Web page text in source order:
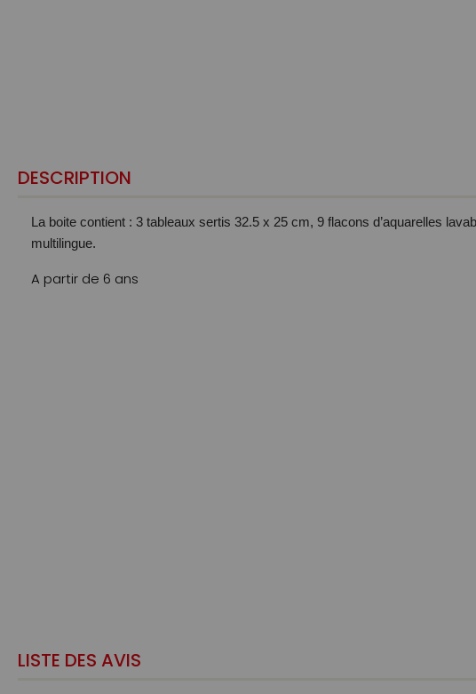
DESCRIPTION
La boite contient : 3 tableaux sertis 32.5 x 25 cm, 9 flacons d’aquarelles
multilingue.
A partir de 6 ans
LISTE DES AVIS